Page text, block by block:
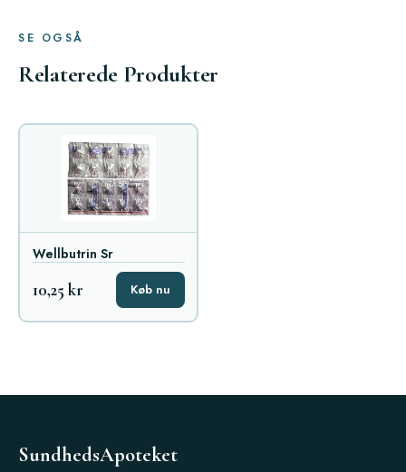
SE OGSÅ
Relaterede Produkter
Wellbutrin Sr
10,25 kr Køb nu
SundhedsApoteket